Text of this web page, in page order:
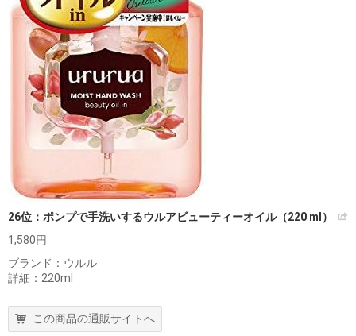
26位：ポンプで手洗いするウルアビューティーオイル（220 ml）
1,580円
ブランド：ウルル
詳細：220ml
この商品の通販サイトへ